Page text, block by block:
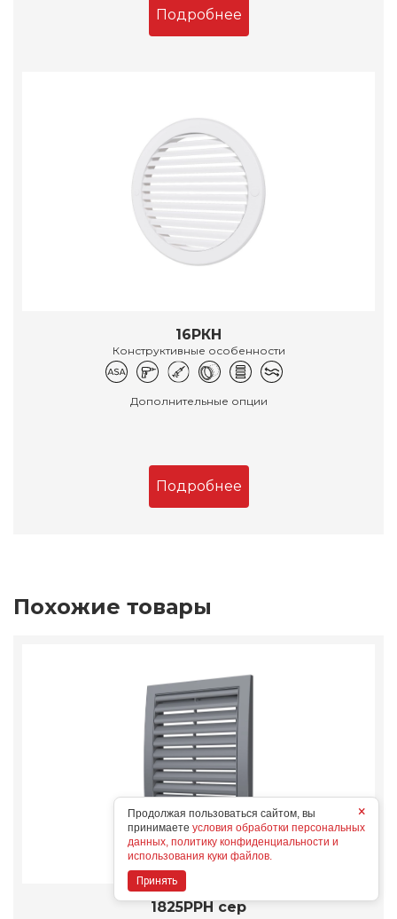
Подробнее
16РКН
Конструктивные особенности
Дополнительные опции
Подробнее
Похожие товары
1825РРН сер
×
Продолжая пользоваться сайтом, вы
принимаете условия обработки персональных
данных, политику конфиденциальности и
использования куки файлов.
Принять